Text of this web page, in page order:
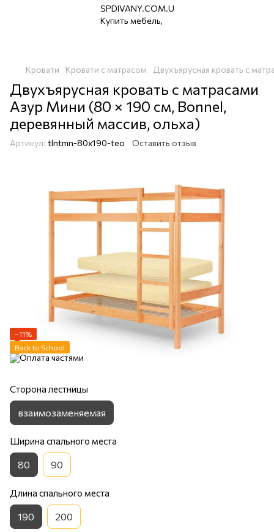
Кровати Кровати с матрасом Двухъярусная кровать с
Двухъярусная кровать с матрасами
Азур Мини (80 × 190 см, Bonnel,
деревянный массив, ольха)
Артикул: tlntmn-80x190-teo Оставить отзыв
−11%
Back to School
Сторона лестницы
взаимозаменяемая
Ширина спального места
80 90
Длина спального места
190 200